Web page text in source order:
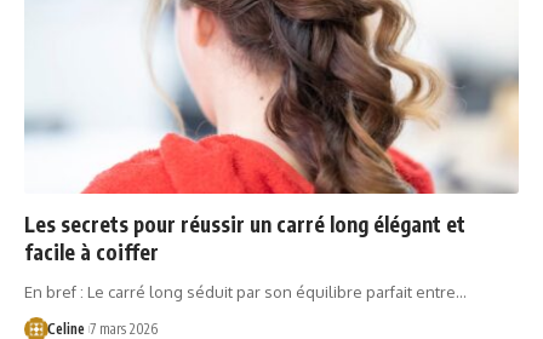
Les secrets pour réussir un carré long élégant et
facile à coiffer
En bref : Le carré long séduit par son équilibre parfait entre…
Celine 7 mars 2026